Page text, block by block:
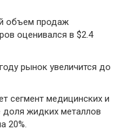
объем продаж
оценивался в $2.4
рынок увеличится до
сегмент медицинских и
жидких металлов
20%.